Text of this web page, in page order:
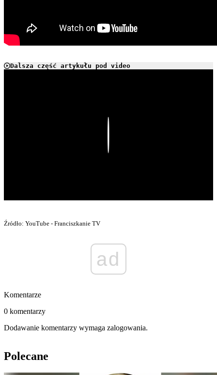
Dalsza część artykułu pod video
Źródło: YouTube - Franciszkanie TV
ad
Komentarze
0 komentarzy
Dodawanie komentarzy wymaga zalogowania.
Polecane